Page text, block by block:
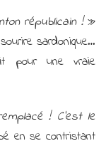
républicain !»
sardonique…
pour une vraie
! C’est le
en se contristant